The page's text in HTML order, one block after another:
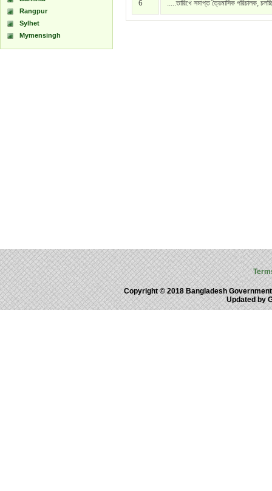
Rangpur
Sylhet
Mymensingh
6 .....তারিখে সমাপ্ত ত্রৈমাসিক পরিচালক,
Copyright © 2018 Bangladesh
Updated by